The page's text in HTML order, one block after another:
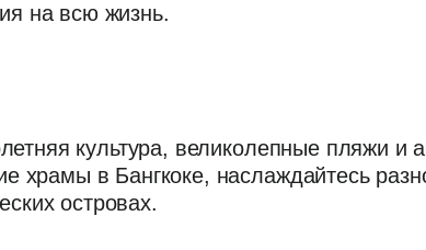
на всю жизнь.
культура, великолепные пляжи и
храмы в Бангкоке, наслаждайтесь
островах.